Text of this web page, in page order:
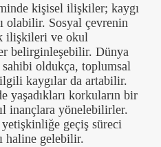
kişisel ilişkiler; kaygı
olabilir. Sosyal çevrenin
ilişkileri ve okul
belirginleşebilir. Dünya
oldukça, toplumsal
kaygılar da artabilir.
yaşadıkları korkuların bir
inançlara yönelebilirler.
geçiş süreci
haline gelebilir.